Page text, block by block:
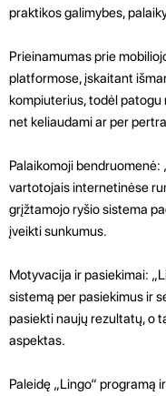
praktikos galimybes,
Prieinamumas prie
platformose, įskaitant
kompiuterius, todėl patogu
net keliaudami ar per
Palaikomoji bendruomenė:
vartotojais internetinėse
grįžtamojo ryšio sistema
įveikti sunkumus.
Motyvacija ir pasiekimai:
sistemą per pasiekimus ir
pasiekti naujų rezultatų, o
aspektas.
Paleidę „Lingo“ programą